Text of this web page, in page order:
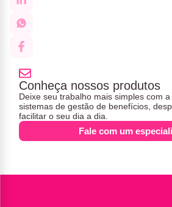
Conheça nossos produtos
Deixe seu trabalho mais simples com
sistemas de gestão de benefícios,
facilitar o seu dia a dia.
Fale com um